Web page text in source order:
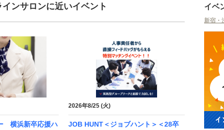
ンサロンに近いイベント
横浜新卒応援ハ
2026年8/25 (火)
JOB HUNT＜ジョブハント＞＜28卒
イベ
新宿・